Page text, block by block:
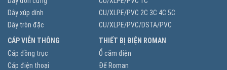
Dây xúp dính
Dây tròn đặc
CU/XLPE/PVC 2C 3C 4C 5C
CU/XLPE/PVC/DSTA/PVC
CÁP VIỄN THÔNG
Cáp đồng trục
Cáp điện thoại
THIẾT BỊ ĐIỆN ROMAN
Ổ cắm điện
Đế Roman